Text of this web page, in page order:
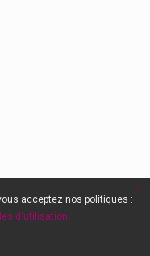
acceptez nos politiques :
d'utilisation